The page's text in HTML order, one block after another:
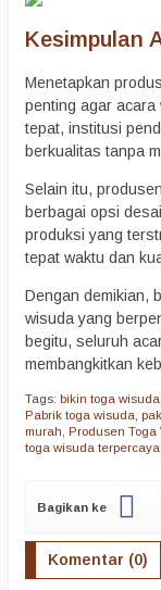
Kesimpulan
Menetapkan
penting agar acara
tepat, institusi
berkualitas tanpa
Selain itu,
berbagai opsi
produksi yang
tepat waktu dan
Dengan demikian,
wisuda yang
begitu, seluruh
membangkitkan
Tags: bikin toga wisuda
Pabrik toga wisuda
murah
Produsen
toga wisuda terpercaya
Bagikan ke
Komentar (0)